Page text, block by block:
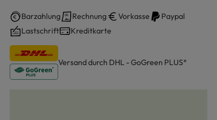
Barzahlung Rechnung Vorkasse
Paypal
Lastschrift
Kreditkarte
Versand durch DHL - GoGreen PLUS*